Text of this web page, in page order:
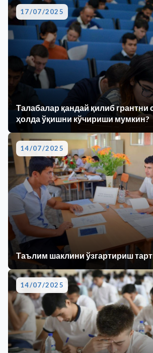
17/07/2025
Талабалар қандай қилиб грантни
ҳолда ўқишни кўчириши мумкин?
14/07/2025
Таълим шаклини ўзгартириш
14/07/2025